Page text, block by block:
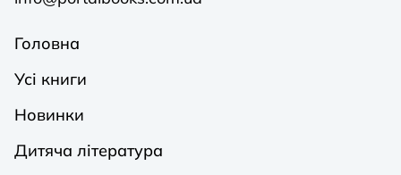
Головна
Усі книги
Новинки
Дитяча література